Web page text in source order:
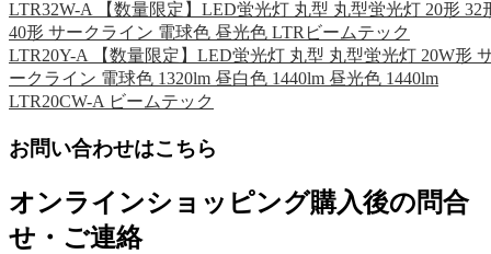
LTR32W-A 【数量限定】LED蛍光灯 丸型 丸型蛍光灯 20形 32
40形 サークライン 電球色 昼光色 LTRビームテック
LTR20Y-A 【数量限定】LED蛍光灯 丸型 丸型蛍光灯 20W形
ークライン 電球色 1320lm 昼白色 1440lm 昼光色 1440lm
LTR20CW-A ビームテック
お問い合わせはこちら
オンラインショッピング購入後の問合
せ・ご連絡